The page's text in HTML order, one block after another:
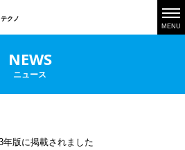
クノ
MENU
NEWS
ニュース
版に掲載されました